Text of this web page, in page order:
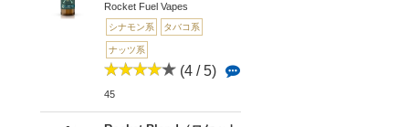
Rocket Fuel Vapes
シナモン系 タバコ系
ナッツ系
(4 / 5)
45